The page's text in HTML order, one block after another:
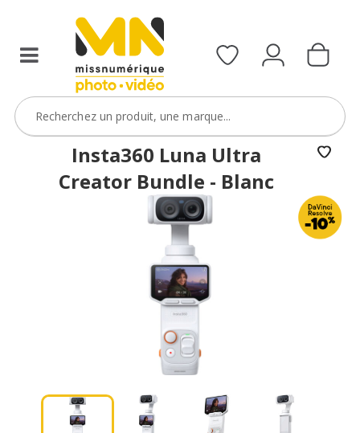
d’une
avec
le
code
VOIR L'OFFRE
Insta360 Luna Ultra
Creator Bundle - Blanc